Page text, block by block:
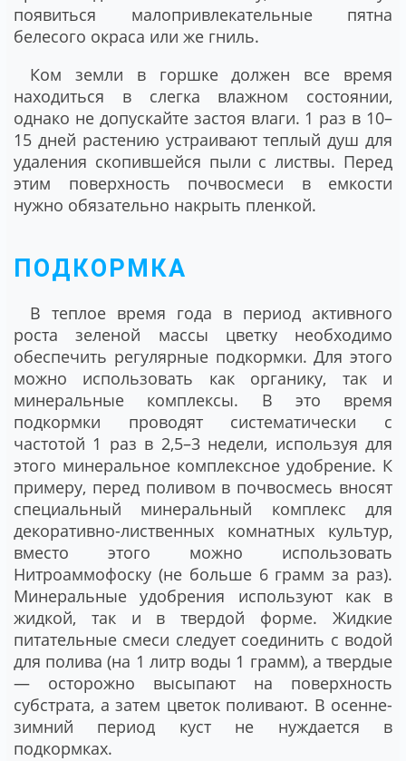
появиться малопривлекательные пятна
белесого окраса или же гниль.
Ком земли в горшке должен все время
находиться в слегка влажном состоянии,
однако не допускайте застоя влаги. 1 раз в 10–
15 дней растению устраивают теплый душ для
удаления скопившейся пыли с листвы. Перед
этим поверхность почвосмеси в емкости
нужно обязательно накрыть пленкой.
ПОДКОРМКА
В теплое время года в период активного
роста зеленой массы цветку необходимо
обеспечить регулярные подкормки. Для этого
можно использовать как органику, так и
минеральные комплексы. В это время
подкормки проводят систематически с
частотой 1 раз в 2,5–3 недели, используя для
этого минеральное комплексное удобрение. К
примеру, перед поливом в почвосмесь вносят
специальный минеральный комплекс для
декоративно-лиственных комнатных культур,
вместо этого можно использовать
Нитроаммофоску (не больше 6 грамм за раз).
Минеральные удобрения используют как в
жидкой, так и в твердой форме. Жидкие
питательные смеси следует соединить с водой
для полива (на 1 литр воды 1 грамм), а твердые
— осторожно высыпают на поверхность
субстрата, а затем цветок поливают. В осенне-
зимний период куст не нуждается в
подкормках.